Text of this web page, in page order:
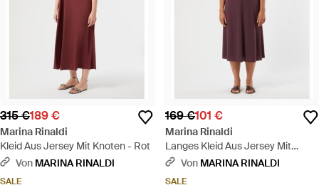
315 €189 €
Marina Rinaldi
Kleid Aus Jersey Mit Knoten - Rot
Von MARINA RINALDI
SALE
169 €101 €
Marina Rinaldi
Langes Kleid Aus Jersey Mit
Drapierung - Rot
Von MARINA RINALDI
SALE